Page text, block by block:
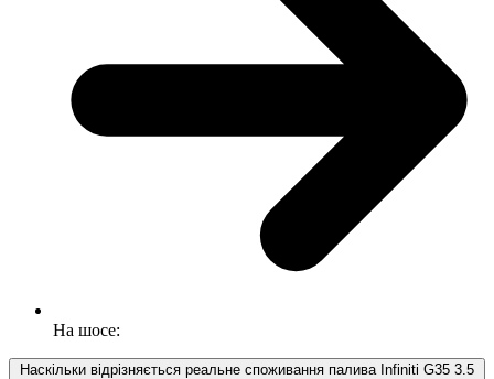
На шосе:
Наскільки відрізняється реальне споживання палива Infiniti G35 3.5